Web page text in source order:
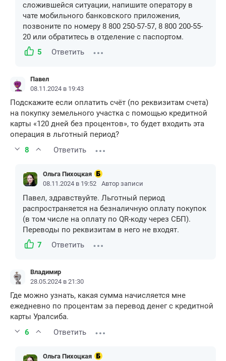
сложившейся ситуации, напишите оператору в
чате мобильного банковского приложения,
позвоните по номеру 8 800 250-57-57, 8 800 200-55-
20 или обратитесь в отделение с паспортом.
5
Ответить
Павел
08.11.2024 в 19:43
Подскажите если оплатить счёт (по реквизитам счета)
на покупку земельного участка с помощью кредитной
карты «120 дней без процентов», то будет входить эта
операция в льготный период?
8
Ответить
Ольга Пихоцкая
08.11.2024 в 19:52
Автор записи
Павел, здравствуйте. Льготный период
распространяется на безналичную оплату покупок
(в том числе на оплату по QR-коду через СБП).
Переводы по реквизитам в него не входят.
7
Ответить
Владимир
28.05.2024 в 21:30
Где можно узнать, какая сумма начисляется мне
ежедневно по процентам за перевод денег с кредитной
карты Уралсиба.
6
Ответить
Ольга Пихоцкая